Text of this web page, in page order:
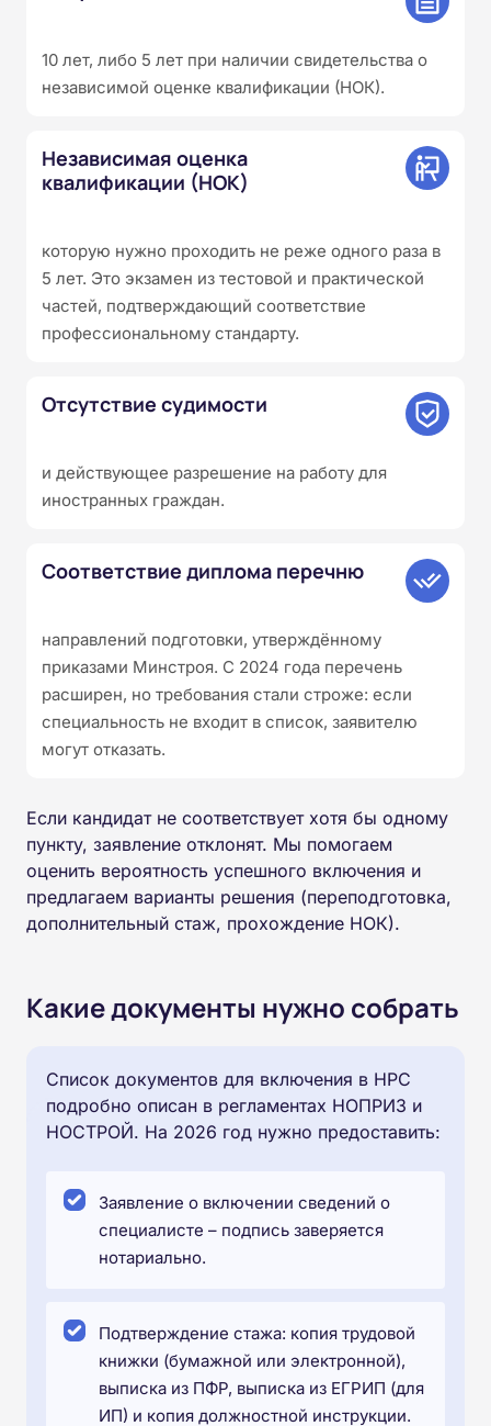
10 лет, либо 5 лет при наличии свидетельства о
независимой оценке квалификации (НОК).
Независимая оценка
квалификации (НОК)
которую нужно проходить не реже одного раза в
5 лет. Это экзамен из тестовой и практической
частей, подтверждающий соответствие
профессиональному стандарту.
Отсутствие судимости
и действующее разрешение на работу для
иностранных граждан.
Соответствие диплома перечню
направлений подготовки, утверждённому
приказами Минстроя. С 2024 года перечень
расширен, но требования стали строже: если
специальность не входит в список, заявителю
могут отказать.
Если кандидат не соответствует хотя бы одному
пункту, заявление отклонят. Мы помогаем
оценить вероятность успешного включения и
предлагаем варианты решения (переподготовка,
дополнительный стаж, прохождение НОК).
Какие документы нужно собрать
Список документов для включения в НРС
подробно описан в регламентах НОПРИЗ и
НОСТРОЙ. На 2026 год нужно предоставить:
Заявление о включении сведений о
специалисте – подпись заверяется
нотариально.
Подтверждение стажа: копия трудовой
книжки (бумажной или электронной),
выписка из ПФР, выписка из ЕГРИП (для
ИП) и копия должностной инструкции.